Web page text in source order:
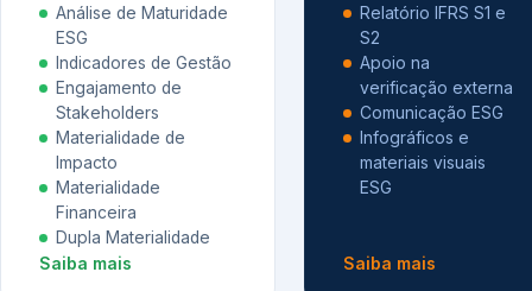
Análise de Maturidade
ESG
Indicadores de Gestão
Engajamento de
Stakeholders
Materialidade de
Impacto
Materialidade
Financeira
Dupla Materialidade
Saiba mais
Relatório IFRS S1 e
S2
Apoio na
verificação externa
Comunicação ESG
Infográficos e
materiais visuais
ESG
Saiba mais